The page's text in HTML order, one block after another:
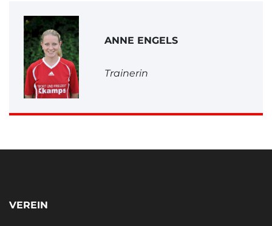
ANNE ENGELS
Trainerin
VEREIN